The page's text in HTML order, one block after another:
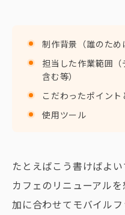
制作背景（誰のため
担当した作業範囲
含む等）
こだわったポイント
使用ツール
たとえばこう書けばよ
カフェのリニューアル
加に合わせてモバイルフ